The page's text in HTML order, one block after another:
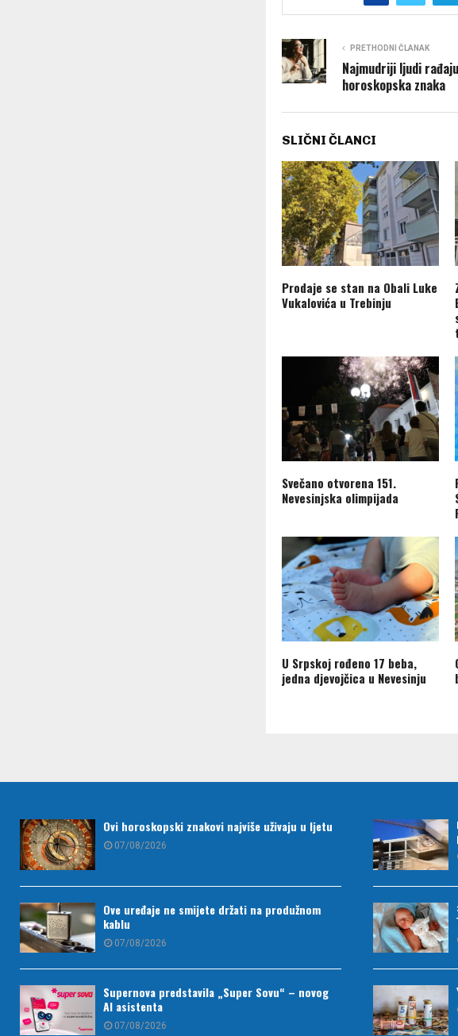
PRETHODNI ČLANAK
Najmudriji ljudi
horoskopska znaka
SLIČNI ČLANCI
Prodaje se stan na Obali Luke
Vukalovića u Trebinju
Svečano otvorena 151.
Nevesinjska olimpijada
U Srpskoj rođeno 17 beba,
jedna djevojčica u Nevesinju
Ovi horoskopski znakovi najviše uživaju u ljetu
07/08/2026
Ove uređaje ne smijete držati na produžnom
kablu
07/08/2026
Supernova predstavila „Super Sovu“ – novog
AI asistenta
07/08/2026